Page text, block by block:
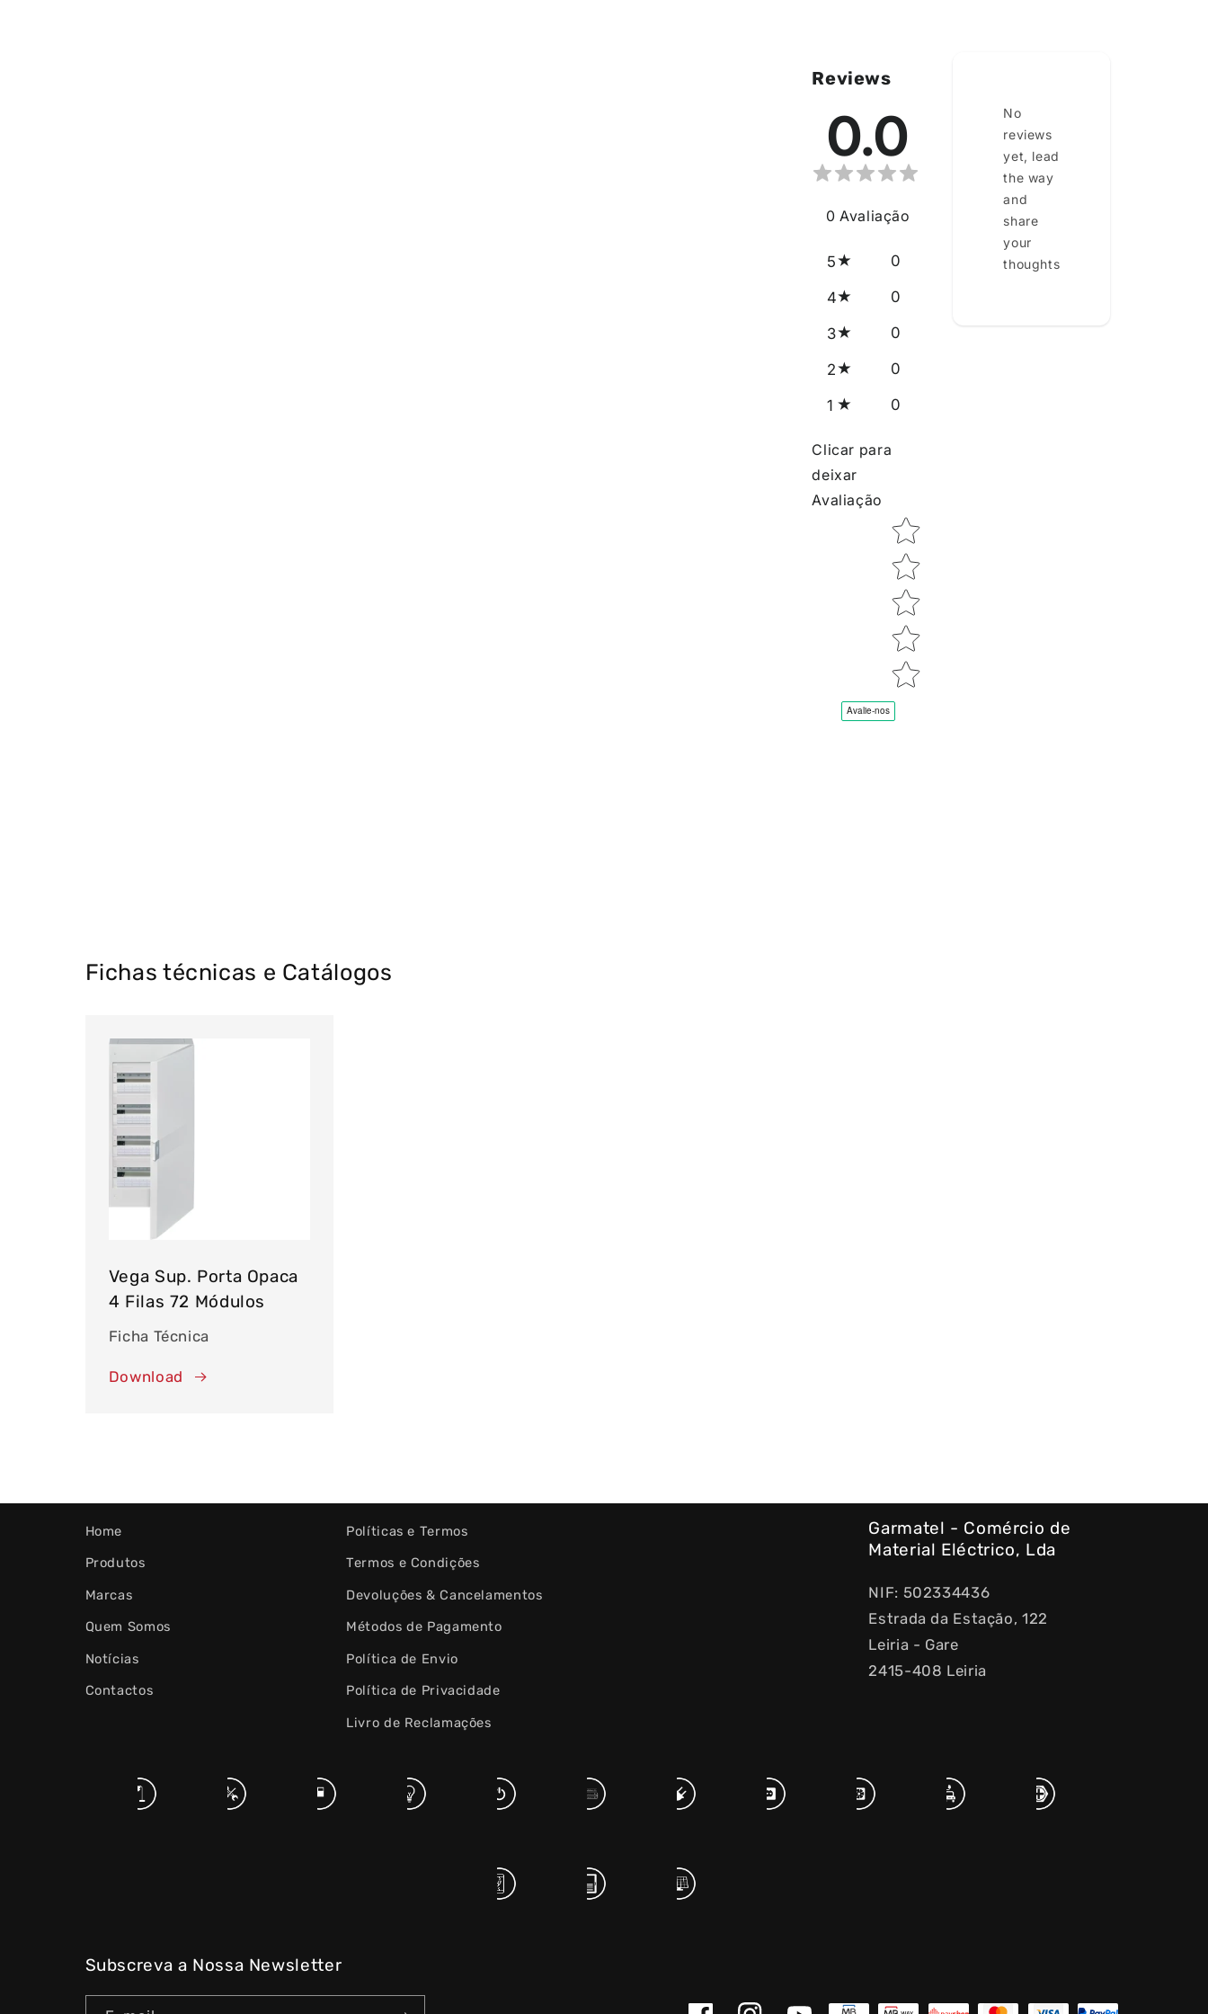
Reviews
0.0
0 Avaliação
5 0
4 0
3 0
2 0
1 0
Clicar para
deixar
Avaliação
Star rating
No
reviews
yet, lead
the way
and
share
your
thoughts
Fichas técnicas e Catálogos
Vega Sup. Porta Opaca
4 Filas 72 Módulos
Ficha Técnica
Download
Home
Produtos
Marcas
Quem Somos
Notícias
Contactos
Políticas e Termos
Termos e Condições
Devoluções & Cancelamentos
Métodos de Pagamento
Política de Envio
Política de Privacidade
Livro de Reclamações
Garmatel - Comércio de
Material Eléctrico, Lda
NIF: 502334436
Estrada da Estação, 122
Leiria - Gare
2415-408 Leiria
Subscreva a Nossa Newsletter